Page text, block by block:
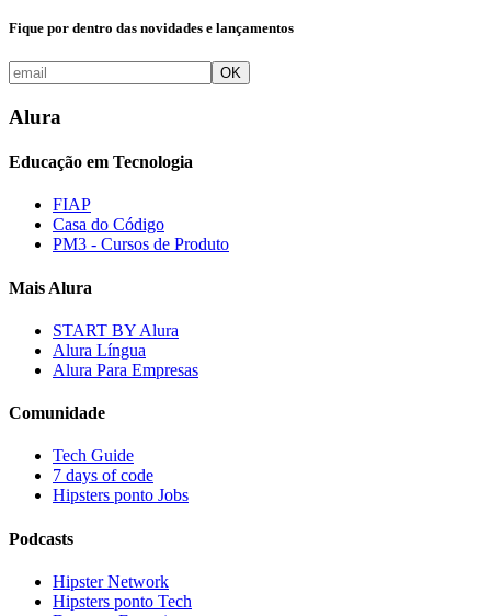
Fique por dentro das novidades e lançamentos
OK
Alura
Educação em Tecnologia
FIAP
Casa do Código
PM3 - Cursos de Produto
Mais Alura
START BY Alura
Alura Língua
Alura Para Empresas
Comunidade
Tech Guide
7 days of code
Hipsters ponto Jobs
Podcasts
Hipster Network
Hipsters ponto Tech